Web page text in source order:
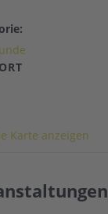
Karte anzeigen